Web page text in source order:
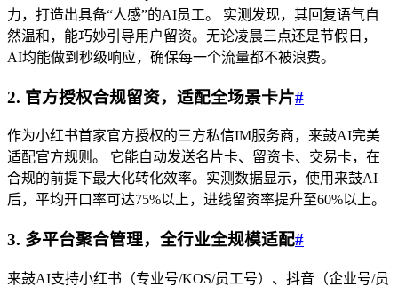
力，打造出具备“人感”的AI员工。 实测发现，其回复语气自
然温和，能巧妙引导用户留资。无论凌晨三点还是节假日，
AI均能做到秒级响应，确保每一个流量都不被浪费。
2. 官方授权合规留资，适配全场景卡片#
作为小红书首家官方授权的三方私信IM服务商，来鼓AI完美
适配官方规则。 它能自动发送名片卡、留资卡、交易卡，在
合规的前提下最大化转化效率。实测数据显示，使用来鼓AI
后，平均开口率可达75%以上，进线留资率提升至60%以上。
3. 多平台聚合管理，全行业全规模适配#
来鼓AI支持小红书（专业号/KOS/员工号）、抖音（企业号/员